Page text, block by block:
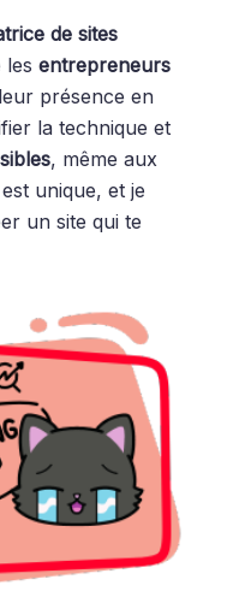
de sites
les entrepreneurs
présence en
la technique et
, même aux
unique, et je
un site qui te